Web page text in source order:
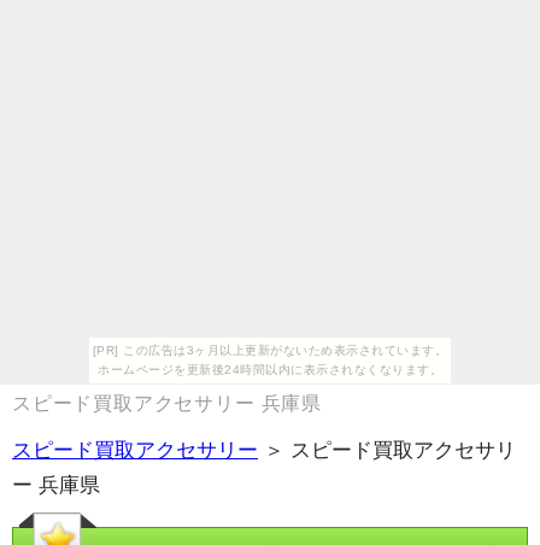
[PR] この広告は3ヶ月以上更新がないため表示されています。
ホームページを更新後24時間以内に表示されなくなります。
スピード買取アクセサリー 兵庫県
スピード買取アクセサリー ＞ スピード買取アクセサリ
ー 兵庫県